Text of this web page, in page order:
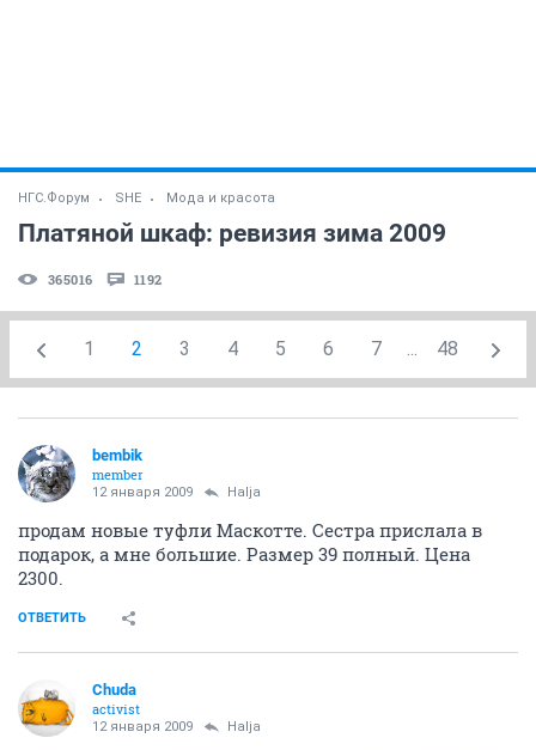
НГС.Форум SHE Мода и красота
Платяной шкаф: ревизия зима 2009
365016 1192
1 2 3 4 5 6 7 ... 48
bembik
member
12 января 2009 Halja
продам новые туфли Маскотте. Сестра прислала в
подарок, а мне большие. Размер 39 полный. Цена
2300.
ОТВЕТИТЬ
Chuda
activist
12 января 2009 Halja